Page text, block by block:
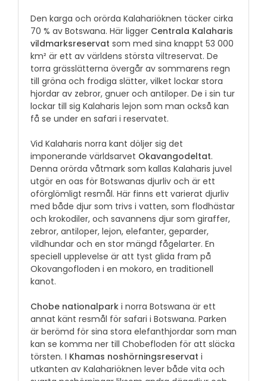
Den karga och orörda Kalahariöknen täcker cirka
70 % av Botswana. Här ligger Centrala Kalaharis
vildmarksreservat som med sina knappt 53 000
km² är ett av världens största viltreservat. De
torra grässlätterna övergår av sommarens regn
till gröna och frodiga slätter, vilket lockar stora
hjordar av zebror, gnuer och antiloper. De i sin tur
lockar till sig Kalaharis lejon som man också kan
få se under en safari i reservatet.
Vid Kalaharis norra kant döljer sig det
imponerande världsarvet Okavangodeltat.
Denna orörda våtmark som kallas Kalaharis juvel
utgör en oas för Botswanas djurliv och är ett
oförglömligt resmål. Här finns ett varierat djurliv
med både djur som trivs i vatten, som flodhästar
och krokodiler, och savannens djur som giraffer,
zebror, antiloper, lejon, elefanter, geparder,
vildhundar och en stor mängd fågelarter. En
speciell upplevelse är att tyst glida fram på
Okovangofloden i en mokoro, en traditionell
kanot.
Chobe nationalpark i norra Botswana är ett
annat känt resmål för safari i Botswana. Parken
är berömd för sina stora elefanthjordar som man
kan se komma ner till Chobefloden för att släcka
törsten. I Khamas noshörningsreservat i
utkanten av Kalahariöknen lever både vita och